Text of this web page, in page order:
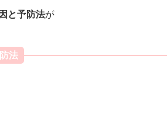
と予防法が
法